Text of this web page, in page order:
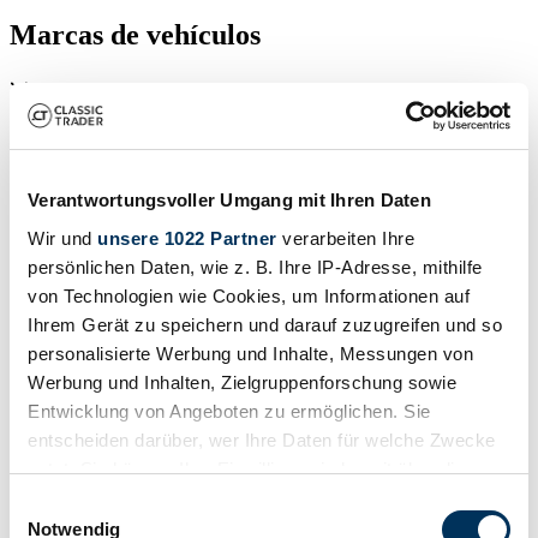
Verantwortungsvoller Umgang mit Ihren Daten
Wir und unsere 1022 Partner verarbeiten Ihre
persönlichen Daten, wie z. B. Ihre IP-Adresse, mithilfe
von Technologien wie Cookies, um Informationen auf
Ihrem Gerät zu speichern und darauf zuzugreifen und so
personalisierte Werbung und Inhalte, Messungen von
Werbung und Inhalten, Zielgruppenforschung sowie
Entwicklung von Angeboten zu ermöglichen. Sie
entscheiden darüber, wer Ihre Daten für welche Zwecke
nutzt. Sie können Ihre Einwilligung jederzeit über die
Trigger Symbol ändern oder widerrufen
Notwendig
Marcas de vehículos
Coche / Porsche
Actualmente no hay vehículos disponibles
Su persona de contacto
Thomas Blum
Contact
Vehículos vendidos
Vendido